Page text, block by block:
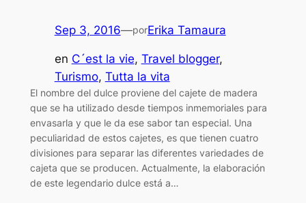
Sep 3, 2016—porErika Tamaura
en C´est la vie, Travel blogger
Turismo, Tutta la vita
El nombre del dulce proviene del cajete de madera
que se ha utilizado desde tiempos inmemoriales para
envasarla y que le da ese sabor tan especial. Una
peculiaridad de estos cajetes, es que tienen cuatro
divisiones para separar las diferentes variedades de
cajeta que se producen. Actualmente, la elaboración
de este legendario dulce está a…